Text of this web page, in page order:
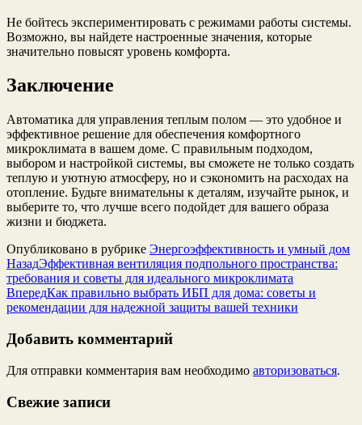
Не бойтесь экспериментировать с режимами работы системы.
Возможно, вы найдете настроенные значения, которые
значительно повысят уровень комфорта.
Заключение
Автоматика для управления теплым полом — это удобное и
эффективное решение для обеспечения комфортного
микроклимата в вашем доме. С правильным подходом,
выбором и настройкой системы, вы сможете не только создать
теплую и уютную атмосферу, но и сэкономить на расходах на
отопление. Будьте внимательны к деталям, изучайте рынок, и
выберите то, что лучше всего подойдет для вашего образа
жизни и бюджета.
Опубликовано в рубрике Энергоэффективность и умный дом
НазадЭффективная вентиляция подпольного пространства:
требования и советы для идеального микроклимата
ВпередКак правильно выбрать ИБП для дома: советы и
рекомендации для надежной защиты вашей техники
Добавить комментарий
Для отправки комментария вам необходимо авторизоваться.
Свежие записи